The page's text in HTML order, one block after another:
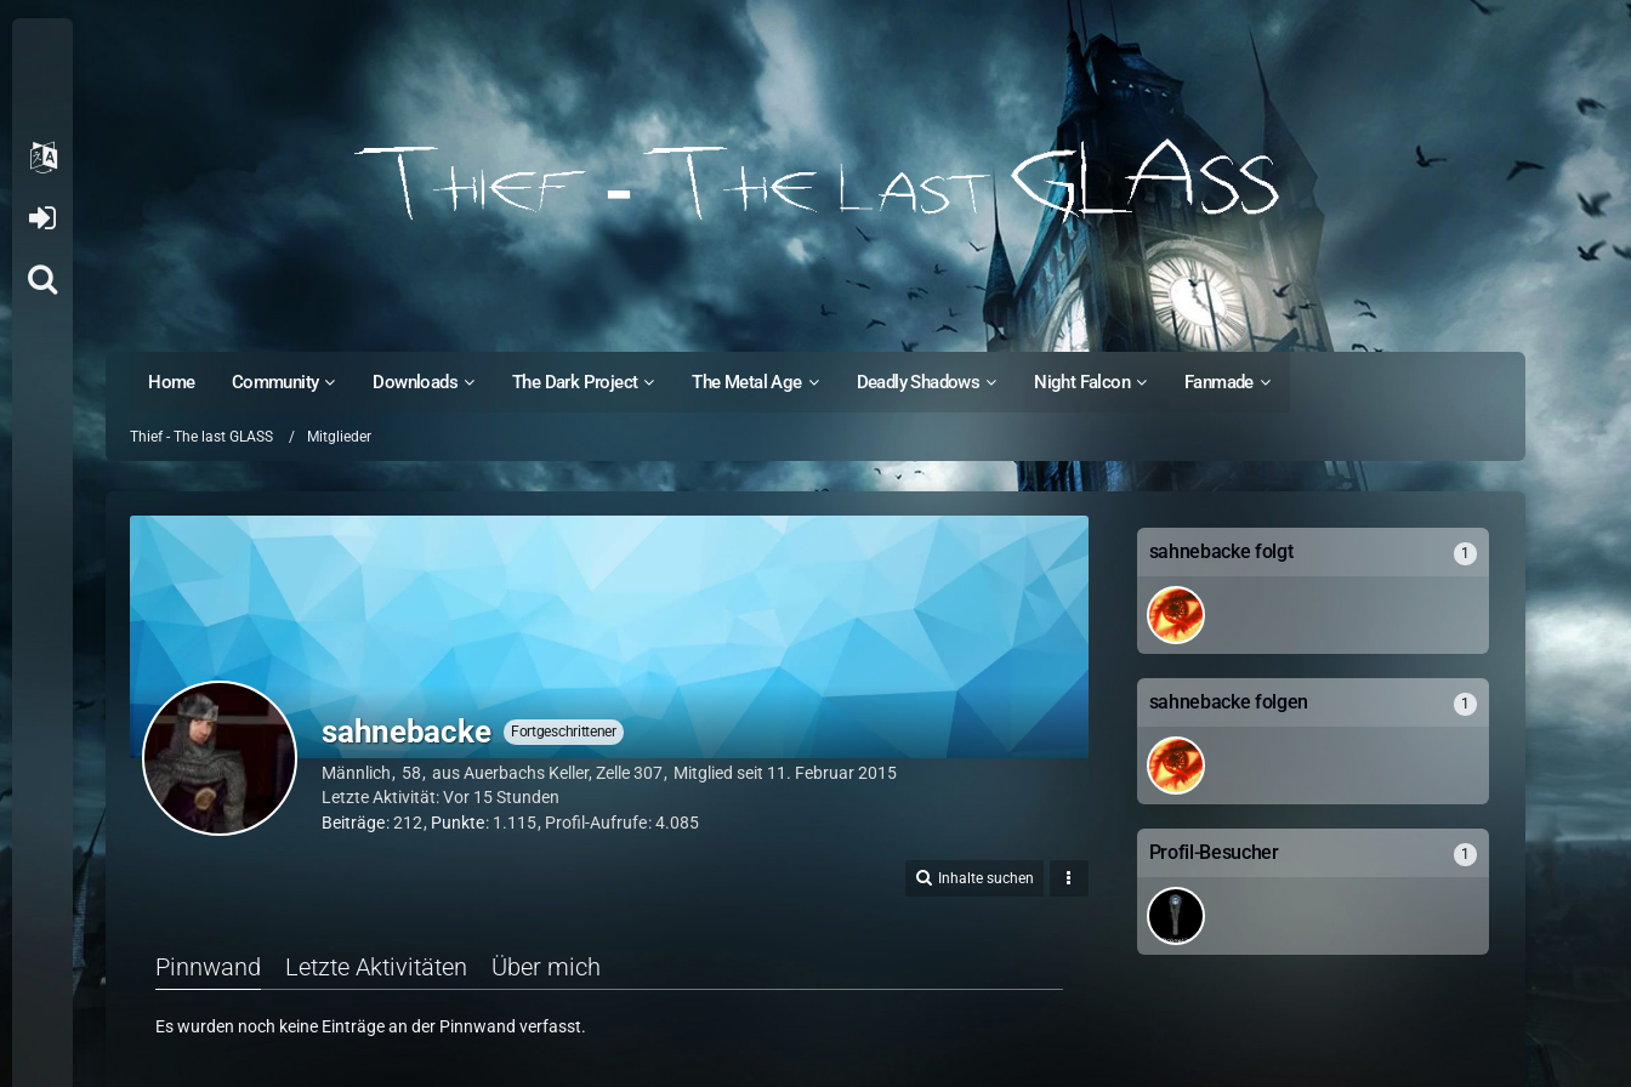
Home Community Downloads The Dark Project The Metal Age Deadly Shadows Night Falcon Fanmade
Thief - The last GLASS Mitglieder
sahnebacke Fortgeschrittener
Männlich 58 aus Auerbachs Keller, Zelle 307
Mitglied seit 11. Februar 2015
Letzte Aktivität:Vor 15 Stunden
Beiträge 212 Punkte 1.115 Profil-Aufrufe 4.085
Inhalte suchen
Pinnwand Letzte Aktivitäten Über mich
Es wurden noch keine Einträge an der Pinnwand verfasst.
sahnebacke folgt 1
sahnebacke folgen 1
Profil-Besucher 1